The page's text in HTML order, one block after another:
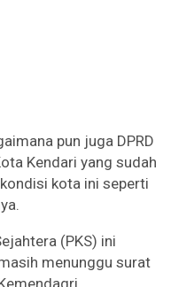
pun juga DPRD
Kendari yang sudah
kota ini seperti
(PKS) ini
menunggu surat